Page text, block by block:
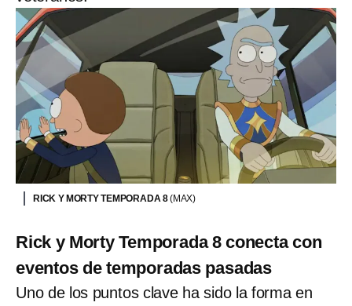
RICK Y MORTY TEMPORADA 8(MAX)
Rick y Morty Temporada 8 conecta con
eventos de temporadas pasadas
Uno de los puntos clave ha sido la forma en